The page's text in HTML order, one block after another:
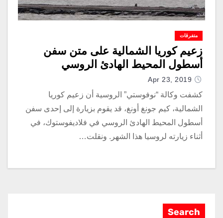
متفرقات
زعيم كوريا الشمالية على متن سفن
أسطول المحيط الهادئ الروسي
Apr 23, 2019
كشفت وكالة “نوفوستي” الروسية أن زعيم كوريا
الشمالية، كيم جونغ أونغ، قد يقوم بزيارة إلى إحدى سفن
أسطول المحيط الهادئ الروسي في فلاديفوستوك، في
أثناء زيارته لروسيا هذا الشهر. ونقلت…
Search